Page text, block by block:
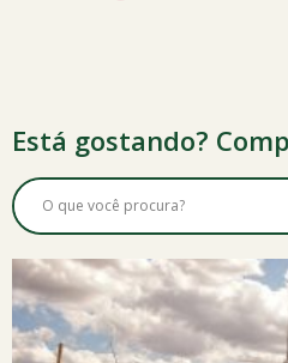
Está gostando?